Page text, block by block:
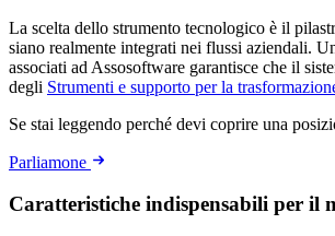
La scelta dello strumento tecnologico è il
siano realmente integrati nei flussi aziendali.
associati ad Assosoftware garantisce che il
degli Strumenti e supporto per la
Se stai leggendo perché devi coprire una
Parliamone
Caratteristiche indispensabili per il